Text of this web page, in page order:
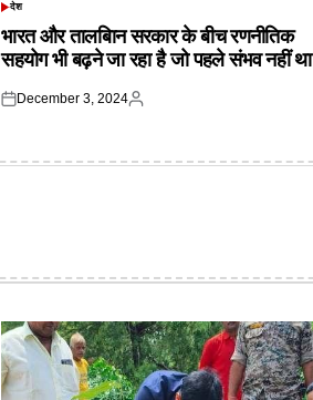
POSTED
देश
भारत और तालबिान सरकार के बीच रणनीतिक
सहयोग भी बढ़ने जा रहा है जो पहले संभव नहीं था
Posted
December 3, 2024
Posted